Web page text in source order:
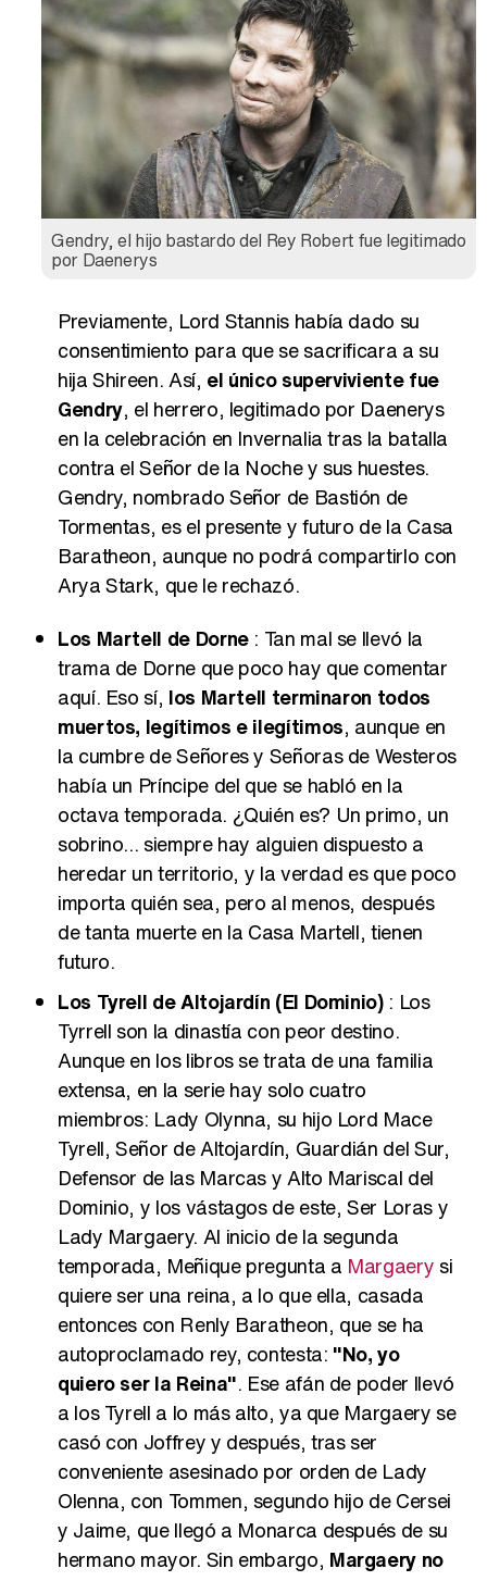
Gendry, el hijo bastardo del Rey Robert fue legitimado
por Daenerys
Previamente, Lord Stannis había dado su
consentimiento para que se sacrificara a su
hija Shireen. Así, el único superviviente fue
Gendry, el herrero, legitimado por Daenerys
en la celebración en Invernalia tras la batalla
contra el Señor de la Noche y sus huestes.
Gendry, nombrado Señor de Bastión de
Tormentas, es el presente y futuro de la Casa
Baratheon, aunque no podrá compartirlo con
Arya Stark, que le rechazó.
Los Martell de Dorne: Tan mal se llevó la
trama de Dorne que poco hay que comentar
aquí. Eso sí, los Martell terminaron todos
muertos, legítimos e ilegítimos, aunque en
la cumbre de Señores y Señoras de Westeros
había un Príncipe del que se habló en la
octava temporada. ¿Quién es? Un primo, un
sobrino... siempre hay alguien dispuesto a
heredar un territorio, y la verdad es que poco
importa quién sea, pero al menos, después
de tanta muerte en la Casa Martell, tienen
futuro.
Los Tyrell de Altojardín (El Dominio): Los
Tyrrell son la dinastía con peor destino.
Aunque en los libros se trata de una familia
extensa, en la serie hay solo cuatro
miembros: Lady Olynna, su hijo Lord Mace
Tyrell, Señor de Altojardín, Guardián del Sur,
Defensor de las Marcas y Alto Mariscal del
Dominio, y los vástagos de este, Ser Loras y
Lady Margaery. Al inicio de la segunda
temporada, Meñique pregunta a Margaery si
quiere ser una reina, a lo que ella, casada
entonces con Renly Baratheon, que se ha
autoproclamado rey, contesta: "No, yo
quiero ser la Reina". Ese afán de poder llevó
a los Tyrell a lo más alto, ya que Margaery se
casó con Joffrey y después, tras ser
conveniente asesinado por orden de Lady
Olenna, con Tommen, segundo hijo de Cersei
y Jaime, que llegó a Monarca después de su
hermano mayor. Sin embargo, Margaery no